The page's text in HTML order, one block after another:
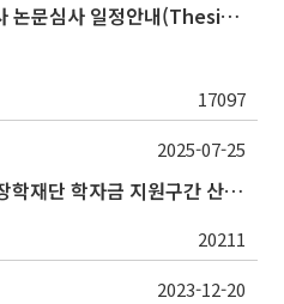
2026학년도 1학기 석 · 박사 논문심사 일정안내(Thesis Defense Schedules)
17097
[장학금 신청자 필독] 한국장학재단 학자금 지원구간 산정 권고
20211
2025-07-25
2023-12-20